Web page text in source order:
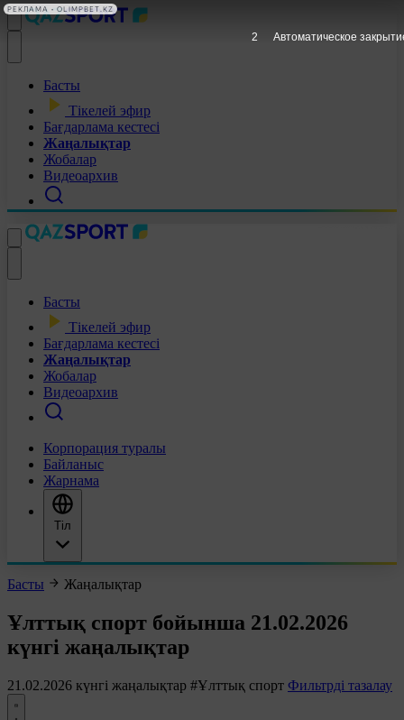
Басты
Тікелей эфир
Бағдарлама кестесі
Жаңалықтар
Жобалар
Видеоархив
Басты
Тікелей эфир
Бағдарлама кестесі
Жаңалықтар
Жобалар
Видеоархив
Корпорация туралы
Байланыс
Жарнама
Тіл
Басты Жаңалықтар
Ұлттық спорт бойынша 21.02.2026
күнгі жаңалықтар
21.02.2026 күнгі жаңалықтар #Ұлттық спорт Фильтрді тазалау
1 Автоматическое
РЕКЛАМА • OLIMPBET.KZ